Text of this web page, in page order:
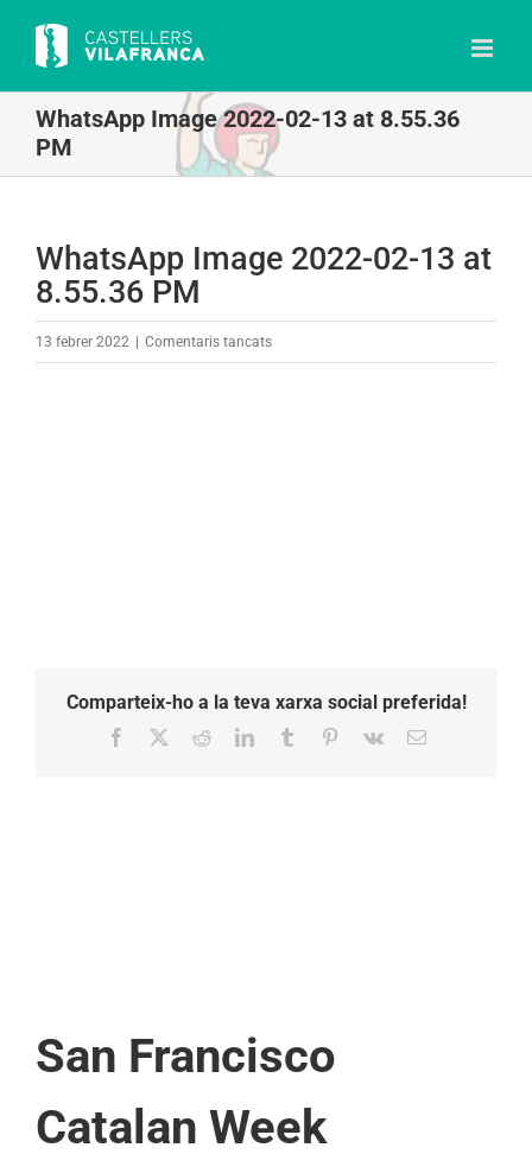
content
WhatsApp Image 2022-02-13 at 8.55.36
PM
WhatsApp Image 2022-02-13 at
8.55.36 PM
13 febrer 2022 Comentaris tancatsa
Comparteix-ho a la teva xarxa social preferida!
Facebook RedditLinkedInTumblr Pinterest
Vk Email:
San Francisco
Catalan Week